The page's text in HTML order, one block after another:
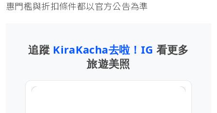
惠門檻與折扣條件都以官方公告為準
追蹤 KiraKacha去啦！IG 看更多
旅遊美照